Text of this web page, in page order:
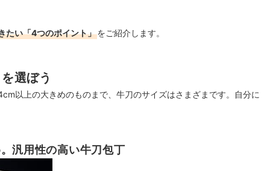
たい「4つのポイント」をご紹介します。
選ぼう
以上の大きめのものまで、牛刀のサイズはさまざまです。自分に
汎用性の高い牛刀包丁